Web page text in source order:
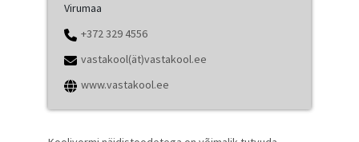
Virumaa
+372 329 4556
vastakool(ät)vastakool.ee
www.vastakool.ee